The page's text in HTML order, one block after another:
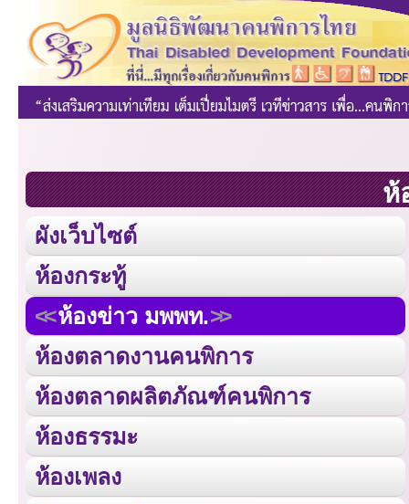
ห้
ผังเว็บไซต์
ห้องกระทู้
ห้องข่าว มพพท.
ห้องตลาดงานคนพิการ
ห้องตลาดผลิตภัณฑ์คนพิการ
ห้องธรรมะ
ห้องเพลง